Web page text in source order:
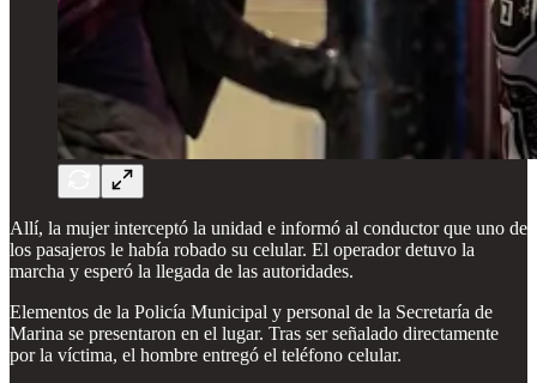
Allí, la mujer interceptó la unidad e informó al conductor que uno de
los pasajeros le había robado su celular. El operador detuvo la
marcha y esperó la llegada de las autoridades.
Elementos de la Policía Municipal y personal de la Secretaría de
Marina se presentaron en el lugar. Tras ser señalado directamente
por la víctima, el hombre entregó el teléfono celular.